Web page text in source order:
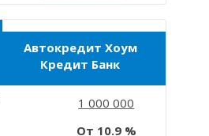
Автокредит Хоум
Кредит Банк
1 000 000
10.9